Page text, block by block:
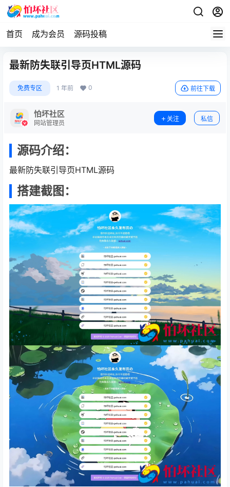
首页 成为会员 源码投稿
最新防失联引导页HTML源码
免费专区 1 年前 0 前往下载
怕坏社区
网站管理员
关注 私信
源码介绍：
最新防失联引导页HTML源码
搭建截图：